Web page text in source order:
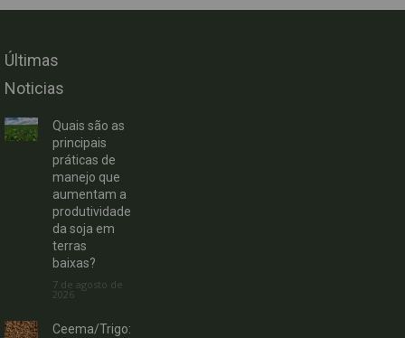
Últimas
Noticias
Quais são as
principais
práticas de
manejo que
aumentam a
produtividade
da soja em
terras
baixas?
7 de agosto de
2026
Ceema/Trigo: